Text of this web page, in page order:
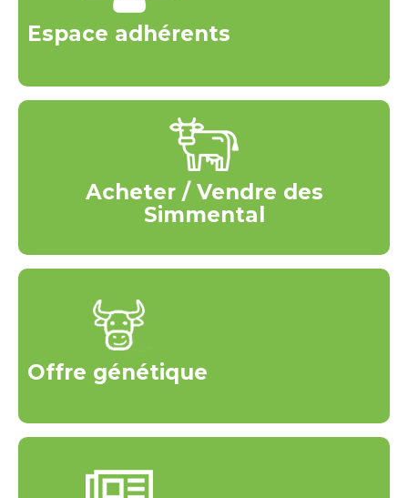
Espace adhérents
Acheter / Vendre des
Simmental
Offre génétique